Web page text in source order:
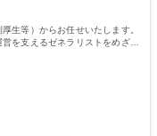
生等）からお任せいたします。
を支えるゼネラリストをめざせ